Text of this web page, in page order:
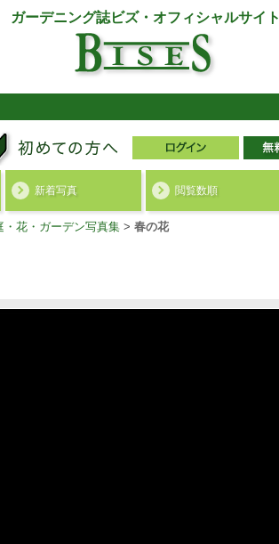
ガーデニング誌ビズ・オフィシャルサイト
新着写真 閲覧数順
・花・ガーデン写真集 > 春の花